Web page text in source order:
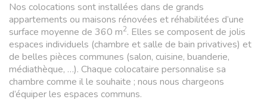
Nos colocations sont installées dans de grands
appartements ou maisons rénovées et réhabilitées d’une
surface moyenne de 360 m2. Elles se composent de jolis
espaces individuels (chambre et salle de bain privatives) et
de belles pièces communes (salon, cuisine, buanderie,
médiathèque, …). Chaque colocataire personnalise sa
chambre comme il le souhaite ; nous nous chargeons
d’équiper les espaces communs.